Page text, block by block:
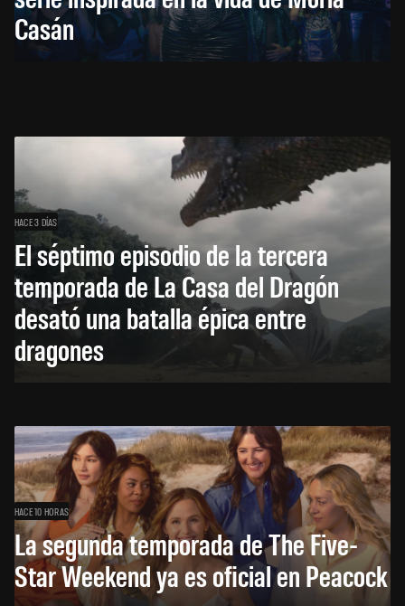
Casán
HACE 3 DÍAS
El séptimo episodio de la tercera
temporada de La Casa del Dragón
desató una batalla épica entre
dragones
HACE 10 HORAS
La segunda temporada de The Five-
Star Weekend ya es oficial en Peacock